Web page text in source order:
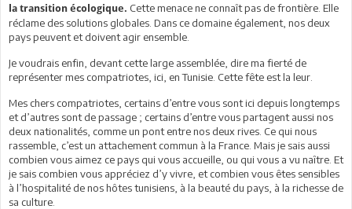
la transition écologique. Cette menace ne connaît pas de frontière. Elle
réclame des solutions globales. Dans ce domaine également, nos deux
pays peuvent et doivent agir ensemble.
Je voudrais enfin, devant cette large assemblée, dire ma fierté de
représenter mes compatriotes, ici, en Tunisie. Cette fête est la leur.
Mes chers compatriotes, certains d’entre vous sont ici depuis longtemps
et d’autres sont de passage ; certains d’entre vous partagent aussi nos
deux nationalités, comme un pont entre nos deux rives. Ce qui nous
rassemble, c’est un attachement commun à la France. Mais je sais aussi
combien vous aimez ce pays qui vous accueille, ou qui vous a vu naître. Et
je sais combien vous appréciez d’y vivre, et combien vous êtes sensibles
à l’hospitalité de nos hôtes tunisiens, à la beauté du pays, à la richesse de
sa culture.